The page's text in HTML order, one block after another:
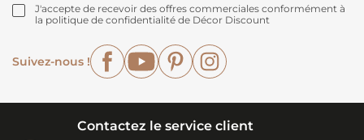
J'accepte de recevoir des offres commerciales conformément à
la politique de confidentialité de Décor Discount
Suivez-nous !
FacebookYouTubePinterest
Contactez le service client